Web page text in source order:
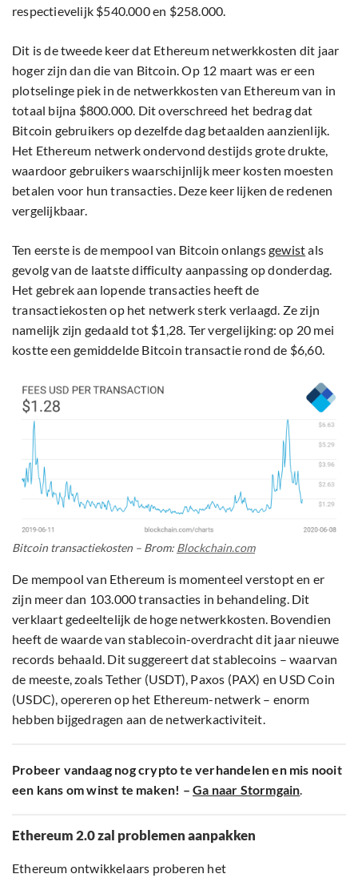
respectievelijk $540.000 en $258.000.
Dit is de tweede keer dat Ethereum netwerkkosten dit jaar
hoger zijn dan die van Bitcoin. Op 12 maart was er een
plotselinge piek in de netwerkkosten van Ethereum van in
totaal bijna $800.000. Dit overschreed het bedrag dat
Bitcoin gebruikers op dezelfde dag betaalden aanzienlijk.
Het Ethereum netwerk ondervond destijds grote drukte,
waardoor gebruikers waarschijnlijk meer kosten moesten
betalen voor hun transacties. Deze keer lijken de redenen
vergelijkbaar.
Ten eerste is de mempool van Bitcoin onlangsgewistals
gevolg van de laatste difficulty aanpassing op donderdag.
Het gebrek aan lopende transacties heeft de
transactiekosten op het netwerk sterk verlaagd. Ze zijn
namelijk zijn gedaald tot $1,28. Ter vergelijking: op 20 mei
kostte een gemiddelde Bitcoin transactie rond de $6,60.
Bitcoin transactiekosten – Brom: Blockchain.com
De mempool van Ethereum is momenteel verstopt en er
zijn meer dan 103.000 transacties in behandeling. Dit
verklaart gedeeltelijk de hoge netwerkkosten. Bovendien
heeft de waarde van stablecoin-overdracht dit jaar nieuwe
records behaald. Dit suggereert dat stablecoins – waarvan
de meeste, zoals Tether (USDT), Paxos (PAX) en USD Coin
(USDC), opereren op het Ethereum-netwerk – enorm
hebben bijgedragen aan de netwerkactiviteit.
Probeer vandaag nog crypto te verhandelen en mis nooit
een kans om winst te maken! – Ga naar Stormgain.
Ethereum 2.0 zal problemen aanpakken
Ethereum ontwikkelaars proberen het